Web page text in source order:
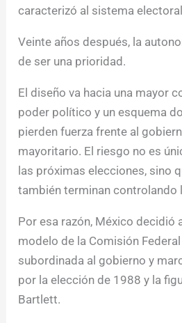
caracterizó al sistema
Veinte años después, la
de ser una prioridad.
El diseño va hacia una mayor
poder político y un esquema
pierden fuerza frente al
mayoritario. El riesgo no es
las próximas elecciones, sino
también terminan controlando
Por esa razón, México decidió
modelo de la Comisión
subordinada al gobierno y
por la elección de 1988 y la
Bartlett.